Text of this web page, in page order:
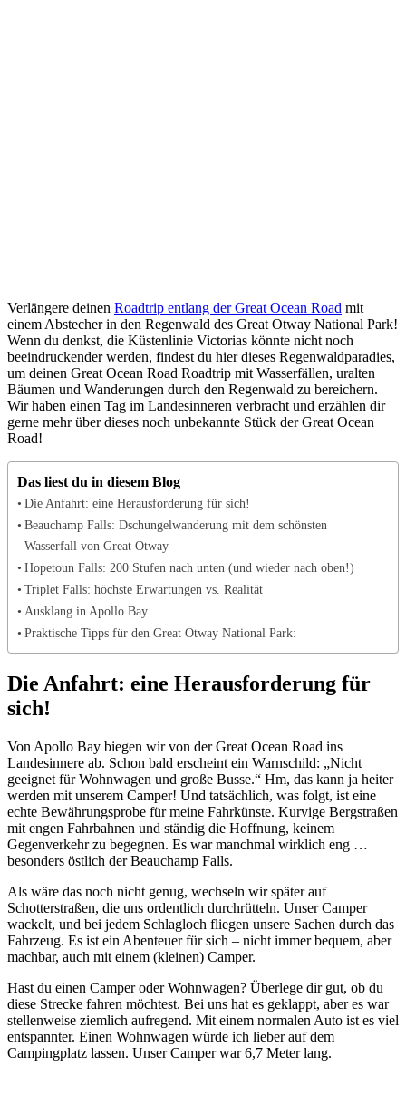
Verlängere deinen Roadtrip entlang der Great Ocean Road mit
einem Abstecher in den Regenwald des Great Otway National Park!
Wenn du denkst, die Küstenlinie Victorias könnte nicht noch
beeindruckender werden, findest du hier dieses Regenwaldparadies,
um deinen Great Ocean Road Roadtrip mit Wasserfällen, uralten
Bäumen und Wanderungen durch den Regenwald zu bereichern.
Wir haben einen Tag im Landesinneren verbracht und erzählen dir
gerne mehr über dieses noch unbekannte Stück der Great Ocean
Road!
Das liest du in diesem Blog
Die Anfahrt: eine Herausforderung für sich!
Beauchamp Falls: Dschungelwanderung mit dem schönsten
Wasserfall von Great Otway
Hopetoun Falls: 200 Stufen nach unten (und wieder nach oben!)
Triplet Falls: höchste Erwartungen vs. Realität
Ausklang in Apollo Bay
Praktische Tipps für den Great Otway National Park:
Die Anfahrt: eine Herausforderung für
sich!
Von Apollo Bay biegen wir von der Great Ocean Road ins
Landesinnere ab. Schon bald erscheint ein Warnschild: „Nicht
geeignet für Wohnwagen und große Busse.“ Hm, das kann ja heiter
werden mit unserem Camper! Und tatsächlich, was folgt, ist eine
echte Bewährungsprobe für meine Fahrkünste. Kurvige Bergstraßen
mit engen Fahrbahnen und ständig die Hoffnung, keinem
Gegenverkehr zu begegnen. Es war manchmal wirklich eng …
besonders östlich der Beauchamp Falls.
Als wäre das noch nicht genug, wechseln wir später auf
Schotterstraßen, die uns ordentlich durchrütteln. Unser Camper
wackelt, und bei jedem Schlagloch fliegen unsere Sachen durch das
Fahrzeug. Es ist ein Abenteuer für sich – nicht immer bequem, aber
machbar, auch mit einem (kleinen) Camper.
Hast du einen Camper oder Wohnwagen? Überlege dir gut, ob du
diese Strecke fahren möchtest. Bei uns hat es geklappt, aber es war
stellenweise ziemlich aufregend. Mit einem normalen Auto ist es viel
entspannter. Einen Wohnwagen würde ich lieber auf dem
Campingplatz lassen. Unser Camper war 6,7 Meter lang.